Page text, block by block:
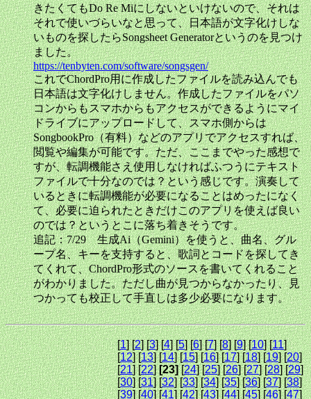
きたくてもDo Re Miにしないといけないので、それは
それで使いづらいなと思って、日本語が文字化けしな
いものを探したらSongsheet Generatorというのを見つけ
ました。
https://tenbyten.com/software/songsgen/
これでChordPro用に作成したファイルを読み込んでも
日本語は文字化けしません。作成したファイルをパソ
コンからもスマホからもアクセスができるようにマイ
ドライブにアップロードして、スマホ側からは
SongbookPro（有料）などのアプリでアクセスすれば、
閲覧や編集が可能です。ただ、ここまでやった感想で
すが、転調機能さえ使用しなければふつうにテキスト
ファイルで十分なのでは？という感じです。演奏して
いるときに転調機能が必要になることはめったになく
て、必要に迫られたときだけこのアプリを使えば良い
のでは？というとこに落ち着きそうです。
追記：7/29 生成Ai（Gemini）を使うと、曲名、グル
ープ名、キーを支持すると、歌詞とコードを探してき
てくれて、ChordPro形式のソースを書いてくれること
がわかりました。ただし曲が見つからなかったり、見
つかっても校正して手直しは多少必要になります。
[1] [2] [3] [4] [5] [6] [7] [8] [9] [10] [11]
[12] [13] [14] [15] [16] [17] [18] [19] [20]
[21] [22][23][24] [25] [26] [27] [28] [29]
[30] [31] [32] [33] [34] [35] [36] [37] [38]
[39] [40] [41] [42] [43] [44] [45] [46] [47]